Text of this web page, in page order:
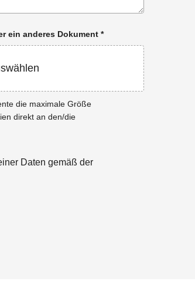
ein anderes Dokument *
die maximale Größe
direkt an den/die
Daten gemäß der